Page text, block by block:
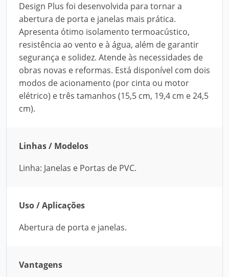
Design Plus foi desenvolvida para tornar a
abertura de porta e janelas mais prática.
Apresenta ótimo isolamento termoacústico,
resistência ao vento e à água, além de garantir
segurança e solidez. Atende às necessidades de
obras novas e reformas. Está disponível com dois
modos de acionamento (por cinta ou motor
elétrico) e três tamanhos (15,5 cm, 19,4 cm e 24,5
cm).
Linhas / Modelos
Linha: Janelas e Portas de PVC.
Uso / Aplicações
Abertura de porta e janelas.
Vantagens